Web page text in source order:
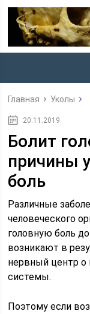
Главная Уколы
20.11.2019
Болит
причины
боль
Различные
человеческого
головную боль
возникают в
нервный центр о
системы.
Поэтому если